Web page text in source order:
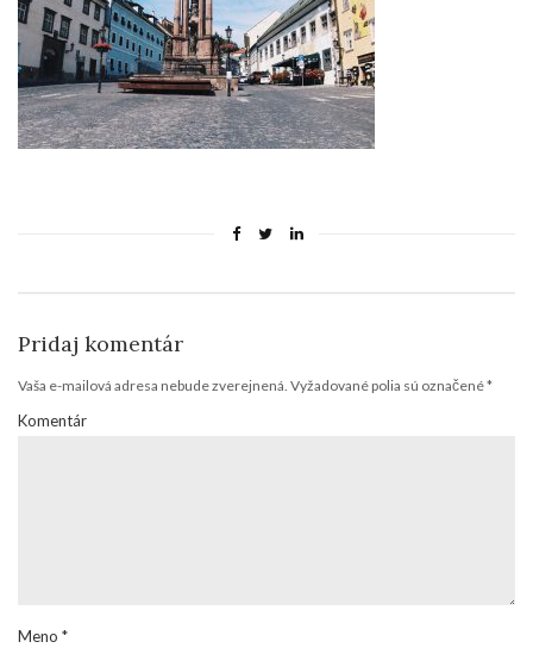
Pridaj komentár
Vaša e-mailová adresa nebude zverejnená. Vyžadované polia sú označené*
Komentár
Meno *